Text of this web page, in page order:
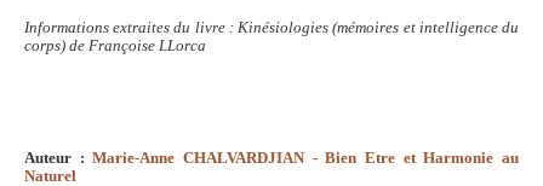
Informations extraites du livre : Kinésiologies (mémoires et intelligence du
corps) de Françoise LLorca
Auteur :Marie-Anne CHALVARDJIAN - Bien Etre et Harmonie au
Naturel